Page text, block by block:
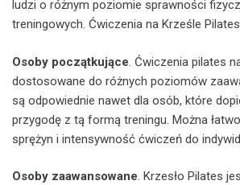
ludzi o różnym poziomie sprawności
treningowych. Ćwiczenia na Krześle
Osoby początkujące. Ćwiczenia pilates
dostosowane do różnych poziomów
są odpowiednie nawet dla osób, które
przygodę z tą formą treningu. Można
sprężyn i intensywność ćwiczeń do
Osoby zaawansowane. Krzesło Pilates